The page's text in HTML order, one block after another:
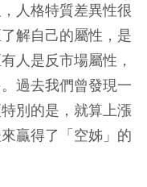
人格特質差異性很
解自己的屬性，是
人是反市場屬性，
過去我們曾發現一
別的是，就算上漲
贏得了「空姊」的